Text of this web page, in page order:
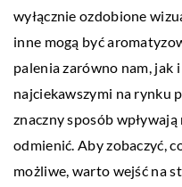
wyłącznie ozdobione
inne mogą być
palenia zarówno nam, jak
najciekawszymi na rynku
znaczny sposób
odmienić. Aby zobaczyć,
możliwe, warto wejść na